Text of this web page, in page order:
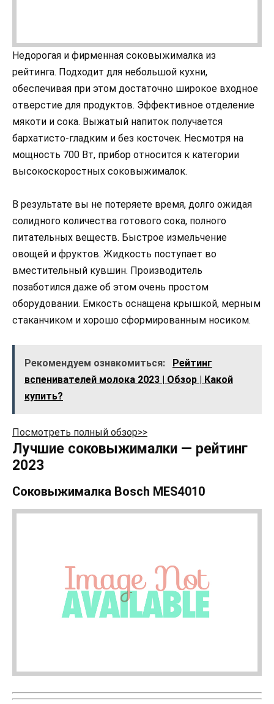
Недорогая и фирменная соковыжималка из
рейтинга. Подходит для небольшой кухни,
обеспечивая при этом достаточно широкое входное
отверстие для продуктов. Эффективное отделение
мякоти и сока. Выжатый напиток получается
бархатисто-гладким и без косточек. Несмотря на
мощность 700 Вт, прибор относится к категории
высокоскоростных соковыжималок.
В результате вы не потеряете время, долго ожидая
солидного количества готового сока, полного
питательных веществ. Быстрое измельчение
овощей и фруктов. Жидкость поступает во
вместительный кувшин. Производитель
позаботился даже об этом очень простом
оборудовании. Емкость оснащена крышкой, мерным
стаканчиком и хорошо сформированным носиком.
Рекомендуем ознакомиться:
Рейтинг
вспенивателей молока 2023 | Обзор | Какой
купить?
Посмотреть полный обзор>>
Лучшие соковыжималки — рейтинг
2023
Соковыжималка Bosch MES4010